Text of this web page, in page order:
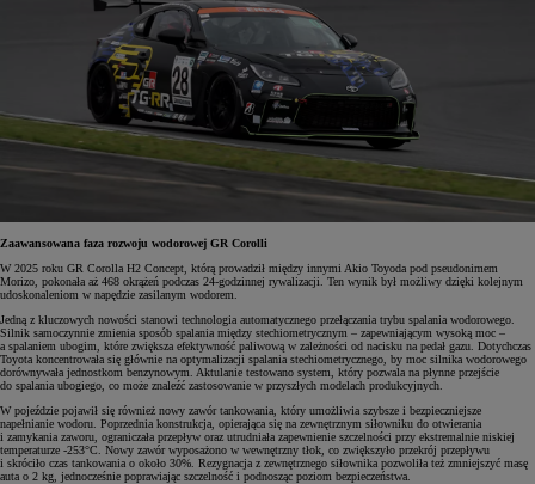
Zaawansowana faza rozwoju wodorowej GR Corolli
W 2025 roku GR Corolla H2 Concept, którą prowadził między innymi Akio Toyoda pod pseudonimem
Morizo, pokonała aż 468 okrążeń podczas 24-godzinnej rywalizacji. Ten wynik był możliwy dzięki kolejnym
udoskonaleniom w napędzie zasilanym wodorem.
Jedną z kluczowych nowości stanowi technologia automatycznego przełączania trybu spalania wodorowego.
Silnik samoczynnie zmienia sposób spalania między stechiometrycznym – zapewniającym wysoką moc –
a spalaniem ubogim, które zwiększa efektywność paliwową w zależności od nacisku na pedał gazu. Dotychczas
Toyota koncentrowała się głównie na optymalizacji spalania stechiometrycznego, by moc silnika wodorowego
dorównywała jednostkom benzynowym. Aktulanie testowano system, który pozwala na płynne przejście
do spalania ubogiego, co może znaleźć zastosowanie w przyszłych modelach produkcyjnych.
W pojeździe pojawił się również nowy zawór tankowania, który umożliwia szybsze i bezpieczniejsze
napełnianie wodoru. Poprzednia konstrukcja, opierająca się na zewnętrznym siłowniku do otwierania
i zamykania zaworu, ograniczała przepływ oraz utrudniała zapewnienie szczelności przy ekstremalnie niskiej
temperaturze -253°C. Nowy zawór wyposażono w wewnętrzny tłok, co zwiększyło przekrój przepływu
i skróciło czas tankowania o około 30%. Rezygnacja z zewnętrznego siłownika pozwoliła też zmniejszyć masę
auta o 2 kg, jednocześnie poprawiając szczelność i podnosząc poziom bezpieczeństwa.